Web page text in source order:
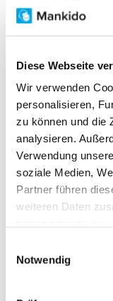
Diese Webseite
Wir verwenden
personalisieren,
zu können und die
analysieren.
Verwendung
soziale Medien,
Partner führen
weiteren Daten
Notwendig
Stelle an
in einem
einen
üblichen